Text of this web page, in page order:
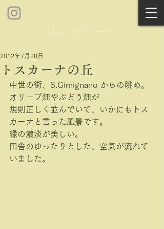
トスカーナの丘
2012年7月28日
中世の街、S.Gimignano からの眺め。
オリーブ畑やぶどう畑が
規則正しく並んでいて、いかにもトス
カーナと言った風景です。
緑の濃淡が美しい。
田舎のゆったりとした、空気が流れて
いました。